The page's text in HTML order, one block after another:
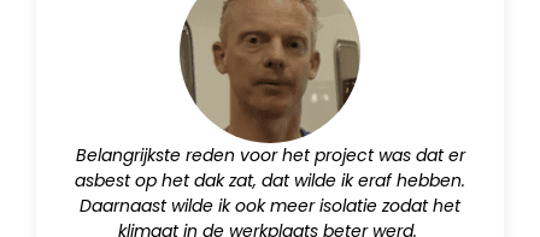
Belangrijkste reden voor het project was dat er
asbest op het dak zat, dat wilde ik eraf hebben.
Daarnaast wilde ik ook meer isolatie zodat het
klimaat in de werkplaats beter werd.